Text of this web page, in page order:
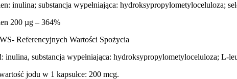
inulina; substancja wypełniająca: hydroksypropylometyloceluloza;
200 µg – 364%
Referencyjnych Wartości Spożycia
inulina, substancja wypełniająca: hydroksypropylometyloceluloza; L-
jodu w 1 kapsułce: 200 mcg.